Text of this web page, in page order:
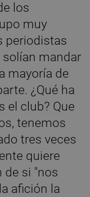
los
muy
periodistas
solían mandar
mayoría de
¿Qué ha
el club? Que
tenemos
tres veces
quiere
de si "nos
afición la